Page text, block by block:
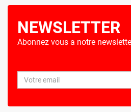
NEWSLETTER
Abonnez vous a notre